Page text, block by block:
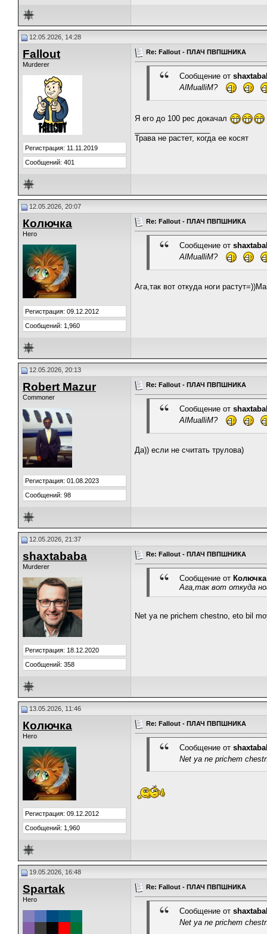
12.05.2026, 14:28
Fallout
Murderer
Регистрация: 11.11.2019
Сообщений: 401
Re: Fallout - ПЛАЧ ПВПШНИКА
Сообщение от
AlMualliM?
Я его до 100 рес докачал
Трава не растет, когда ее косят
12.05.2026, 20:07
Колючка
Hero
Регистрация: 09.12.2012
Сообщений: 1,960
Re: Fallout - ПЛАЧ ПВПШНИКА
Сообщение от
AlMualliM?
Ага,так вот откуда ноги
12.05.2026, 20:13
Robert Mazur
Commoner
Регистрация: 01.08.2023
Сообщений: 98
Re: Fallout - ПЛАЧ ПВПШНИКА
Сообщение от
AlMualliM?
Да)) если не считать трулова)
12.05.2026, 21:37
shaxtababa
Murderer
Регистрация: 18.12.2020
Сообщений: 358
Re: Fallout - ПЛАЧ ПВПШНИКА
Сообщение от Колючка
Ага,так вот откуда
Net ya ne prichem chestno, eto bil
13.05.2026, 11:46
Колючка
Hero
Регистрация: 09.12.2012
Сообщений: 1,960
Re: Fallout - ПЛАЧ ПВПШНИКА
Сообщение от
Net ya ne prichem
19.05.2026, 16:48
Spartak
Hero
Re: Fallout - ПЛАЧ ПВПШНИКА
Сообщение от
Net ya ne prichem